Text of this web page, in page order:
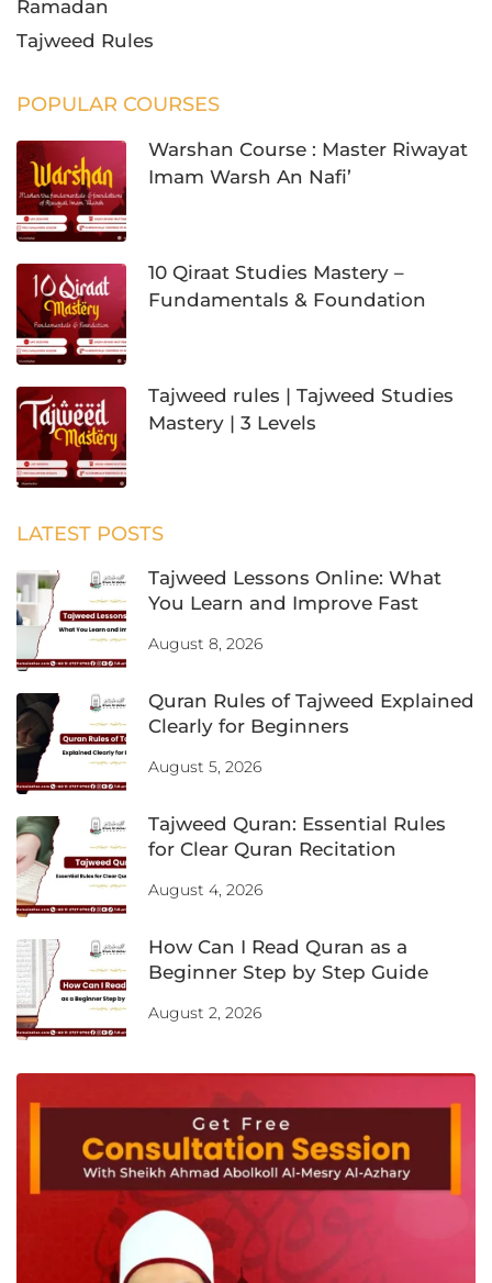
Ramadan
Tajweed Rules
POPULAR COURSES
Warshan Course : Master Riwayat
Imam Warsh An Nafi’
10 Qiraat Studies Mastery –
Fundamentals & Foundation
Tajweed rules | Tajweed Studies
Mastery | 3 Levels
LATEST POSTS
Tajweed Lessons Online: What
You Learn and Improve Fast
August 8, 2026
Quran Rules of Tajweed Explained
Clearly for Beginners
August 5, 2026
Tajweed Quran: Essential Rules
for Clear Quran Recitation
August 4, 2026
How Can I Read Quran as a
Beginner Step by Step Guide
August 2, 2026